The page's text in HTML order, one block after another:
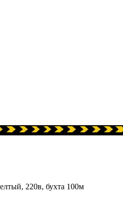
220в, бухта 100м